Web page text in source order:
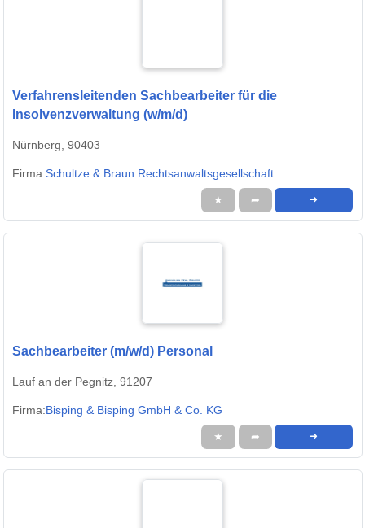
Verfahrensleitenden Sachbearbeiter für die
Insolvenzverwaltung (w/m/d)
Nürnberg, 90403
Firma:Schultze & Braun Rechtsanwaltsgesellschaft
★ ➦ ➜
Sachbearbeiter (m/w/d) Personal
Lauf an der Pegnitz, 91207
Firma:Bisping & Bisping GmbH & Co. KG
★ ➦ ➜